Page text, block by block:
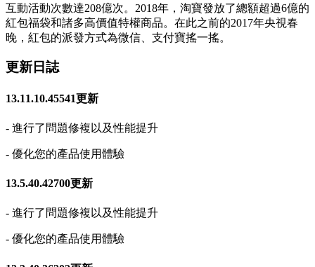
互動活動次數達208億次。2018年，淘寶發放了總額超過6億的
紅包福袋和諸多高價值特權商品。在此之前的2017年央視春
晚，紅包的派發方式為微信、支付寶搖一搖。
更新日誌
13.11.10.45541更新
- 進行了問題修複以及性能提升
- 優化您的產品使用體驗
13.5.40.42700更新
- 進行了問題修複以及性能提升
- 優化您的產品使用體驗